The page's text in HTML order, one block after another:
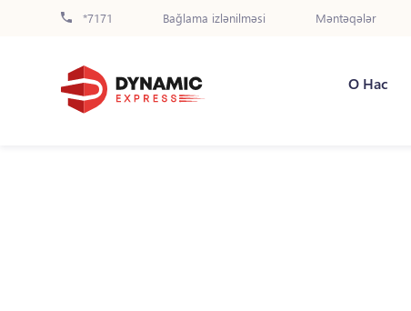
*7171 Bağlama izlənilməsi Məntəqələr
О Нас